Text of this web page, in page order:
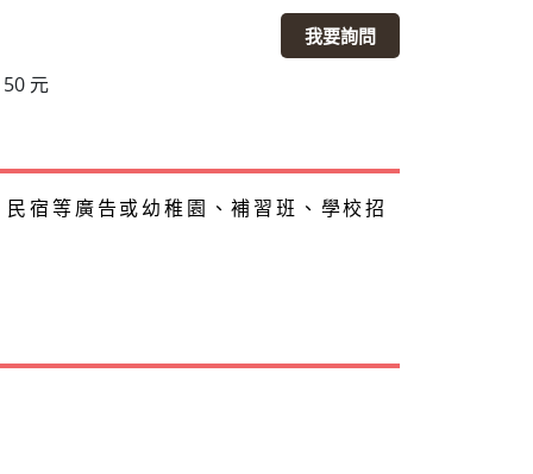
我要詢問
元
宿等廣告或幼稚園、補習班、學校招